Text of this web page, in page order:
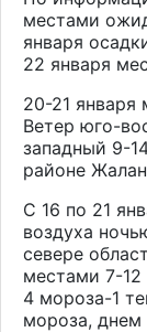
местами
января
22 января
20-21 января
Ветер юго-
западный 9-
районе
С 16 по 21
воздуха
севере
местами 7-
4 мороза-1
мороза, днем